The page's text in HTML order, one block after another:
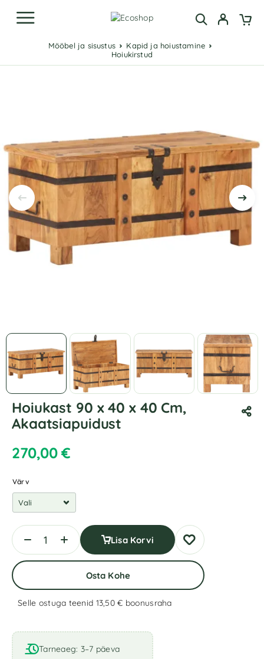
Mööbel ja sisustus
Kapid ja hoiustamine
Hoiukirstud
Hoiukast 90 x 40 x 40 Cm,
Akaatsiapuidust
270,00€
Värv
Lisa Korvi
Osta Kohe
Selle ostuga teenid 13,50 € boonusraha
Tarneaeg: 3–7 päeva